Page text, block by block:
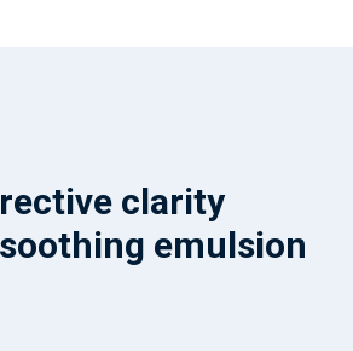
clarity
emulsion